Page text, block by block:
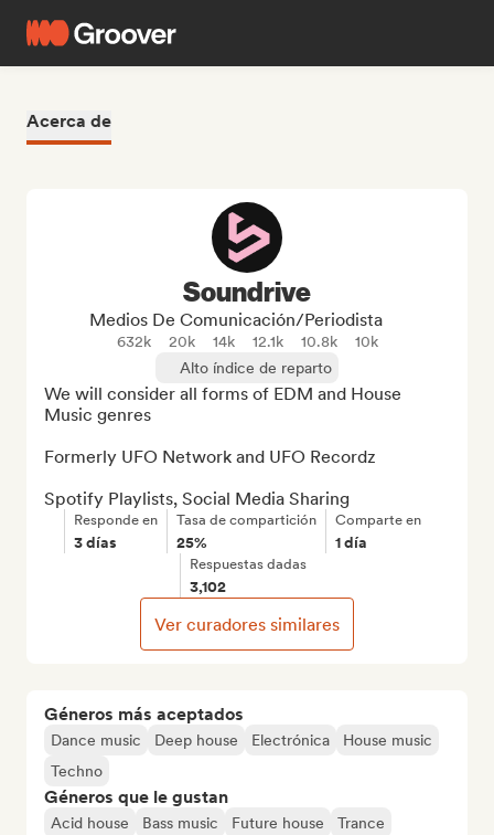
Acerca de
Géneros más aceptados
Dance music Deep house Electrónica
House music
Techno
Géneros que le gustan
Acid house Bass music Future house Trance
Soundrive
Medios De Comunicación/Periodista
632k 20k 14k 12.1k 10.8k
10k
Alto índice de reparto
We will consider all forms of EDM and House
Music genres
Formerly UFO Network and UFO Recordz
Spotify Playlists, Social Media Sharing
Responde en
3 días
Tasa de compartición
25%
Comparte en
1 día
Respuestas dadas
3,102
Ver curadores similares